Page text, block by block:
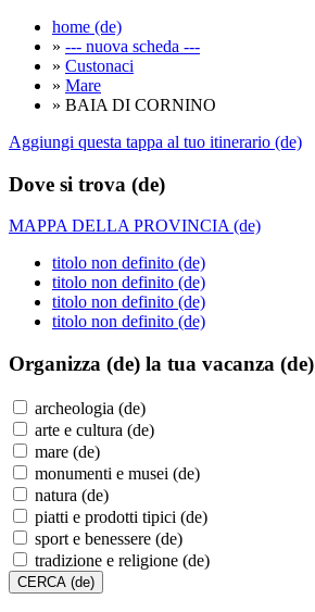
home (de)
» --- nuova scheda ---
» Custonaci
» Mare
» BAIA DI CORNINO
Aggiungi questa tappa al tuo itinerario (de)
Dove si trova (de)
MAPPA DELLA PROVINCIA (de)
titolo non definito (de)
titolo non definito (de)
titolo non definito (de)
titolo non definito (de)
Organizza (de) la tua vacanza (de)
archeologia (de)
arte e cultura (de)
mare (de)
monumenti e musei (de)
natura (de)
piatti e prodotti tipici (de)
sport e benessere (de)
tradizione e religione (de)